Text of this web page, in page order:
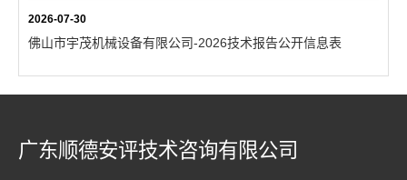
2026-07-30
佛山市宇茂机械设备有限公司-2026技术报告公开信息表
广东顺德安评技术咨询有限公司